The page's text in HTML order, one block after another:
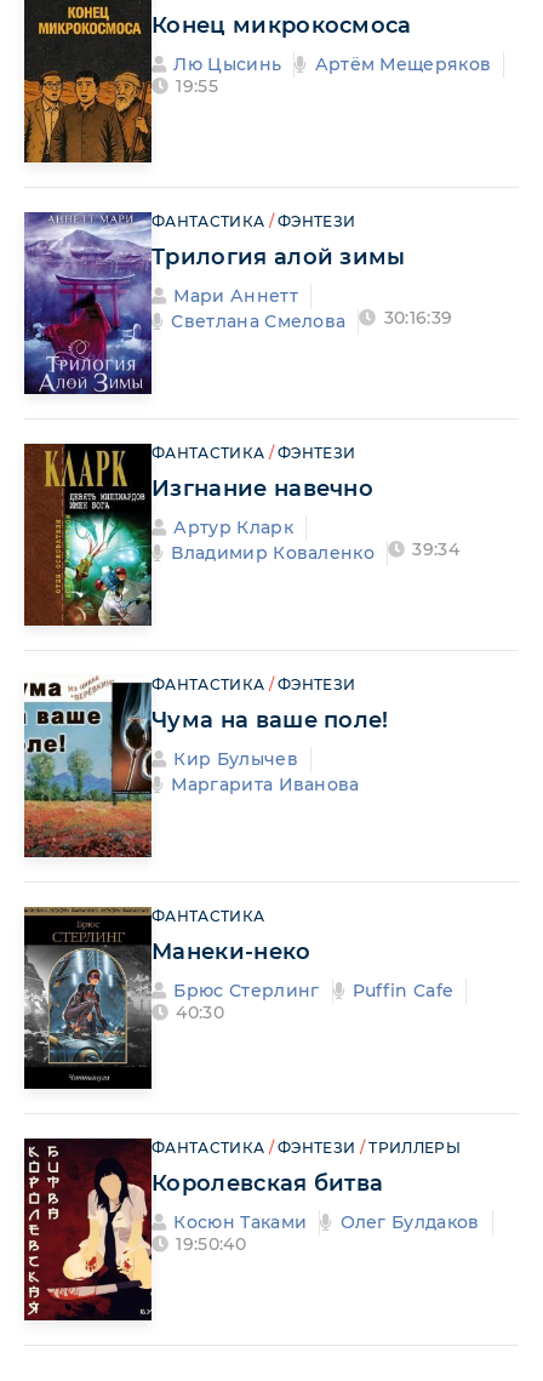
Конец микрокосмоса
Лю Цысинь
Артём Мещеряков
19:55
ФАНТАСТИКА /ФЭНТЕЗИ
Трилогия алой зимы
Мари Аннетт
Светлана Смелова
30:16:39
ФАНТАСТИКА /ФЭНТЕЗИ
Изгнание навечно
Артур Кларк
Владимир Коваленко
39:34
ФАНТАСТИКА /ФЭНТЕЗИ
Чума на ваше поле!
Кир Булычев
Маргарита Иванова
ФАНТАСТИКА
Манеки-неко
Брюс Стерлинг
Puffin Cafe
40:30
ФАНТАСТИКА /ФЭНТЕЗИ /ТРИЛЛЕРЫ
Королевская битва
Косюн Таками
Олег Булдаков
19:50:40